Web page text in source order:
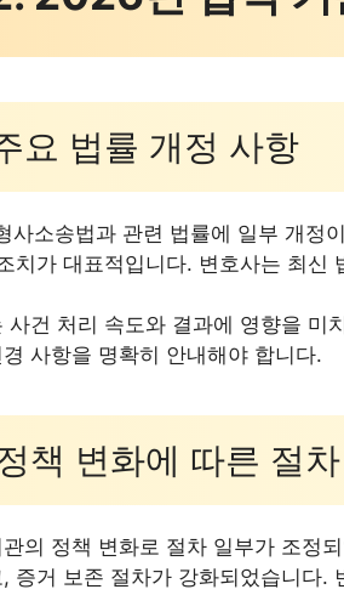
요 법률 개정 사항
사소송법과 관련 법률에 일부 개정
치가 대표적입니다. 변호사는 최신
사건 처리 속도와 결과에 영향을 미
사항을 명확히 안내해야 합니다.
책 변화에 따른 절
의 정책 변화로 절차 일부가 조정
증거 보존 절차가 강화되었습니다.